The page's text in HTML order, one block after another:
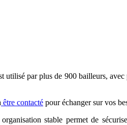
par plus de 900 bailleurs,
être contacté pour échanger sur vos
stable permet de